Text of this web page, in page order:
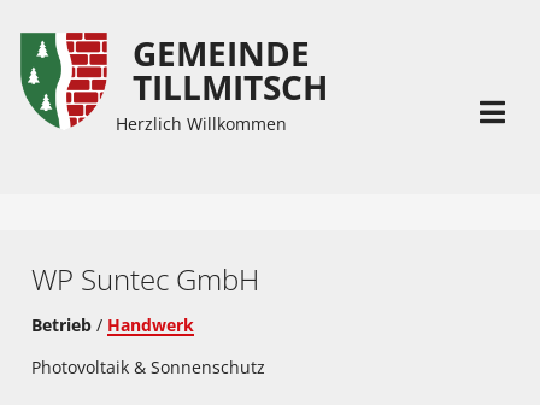
Inhalt
Accesskey
Hauptmenü
Accesskey
GEMEINDE
TILLMITSCH
Herzlich Willkommen
WP Suntec GmbH
Betrieb/ Handwerk
Photovoltaik & Sonnenschutz